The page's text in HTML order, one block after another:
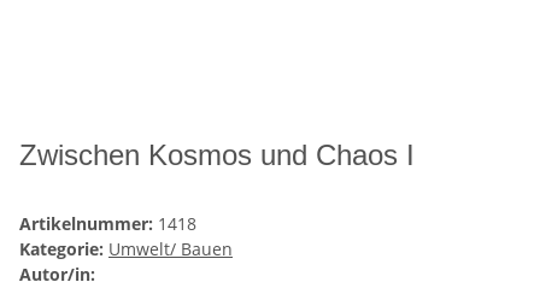
Zwischen Kosmos und Chaos I
Artikelnummer: 1418
Kategorie: Umwelt/ Bauen
Autor/in: